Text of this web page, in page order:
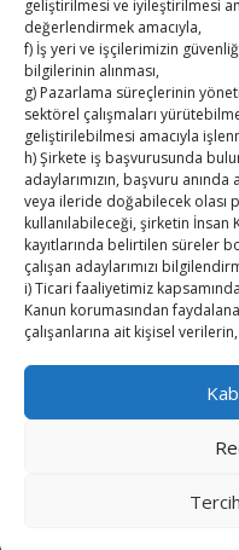
geliştirilmesi ve iyileştirilmesi
değerlendirmek amacıyla,
f) İş yeri ve işçilerimizin
bilgilerinin alınması,
g) Pazarlama süreçlerinin
sektörel çalışmaları
geliştirilebilmesi amacıyla
h) Şirkete iş başvurusunda
adaylarımızın, başvuru
veya ileride doğabilecek olası
kullanılabileceği, şirketin İnsan
kayıtlarında belirtilen süreler
çalışan adaylarımızı
i) Ticari faaliyetimiz
Kanun korumasından
çalışanlarına ait kişisel
getirilmesi amacıyla
2. Kişisel Verilerinizin kimlere
Öncelikle kişisel verileriniz
Ancak, kanunun ve mevzuat
Kahramanmaraş Ticaret
binası hizmete açıldı
Diren ailesine taziye
Hisarcıklıoğlu, Ardahan
Emiroğlu’nu kabul etti
Hisarcıklıoğlu Muğla İl/
ile buluştu
Hisarcıklıoğlu Muğla
Powered by WordPress,